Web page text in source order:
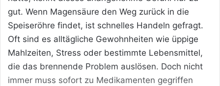
gut. Wenn Magensäure den Weg zurück in die
Speiseröhre findet, ist schnelles Handeln gefragt.
Oft sind es alltägliche Gewohnheiten wie üppige
Mahlzeiten, Stress oder bestimmte Lebensmittel,
die das brennende Problem auslösen. Doch nicht
immer muss sofort zu Medikamenten gegriffen